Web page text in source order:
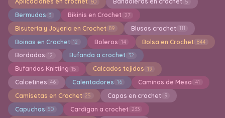
Bermudas 3 Bikinis en Crochet 27
Bisuteria y Joyeria en Crochet 89 Blusas crochet 111
Boinas en Crochet 12 Boleros 14 Bolsa en Crochet 844
Bordados 12 Bufanda a crochet 32
Bufandas Knitting 15 Calcados tejidos 19
Calcetines 46 Calentadores 16 Caminos de Mesa 41
Camisetas en Crochet 25 Capas en crochet 9
Capuchas 50 Cardigan a crochet 233